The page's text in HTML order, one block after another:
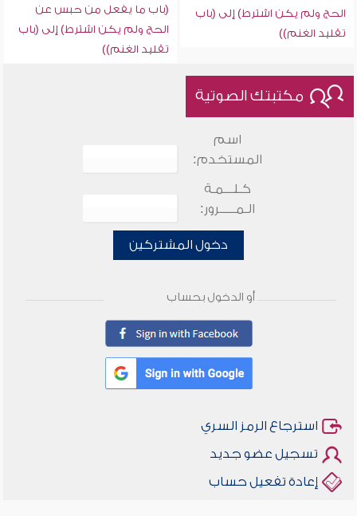
الحج ولم يكن اشترط) إلى (باب
تقليد الغنم))
(باب ما يفعل من حبس عن
الحج ولم يكن اشترط) إلى (باب
تقليد الغنم))
مكتبتك الصوتية
اسم
المستخدم:
كـلـــمـة
الـمـــــرور:
دخول المشتركين
أو الدخول بحساب
استرجاع الرمز السري
تسجيل عضو جديد
إعادة تفعيل حساب